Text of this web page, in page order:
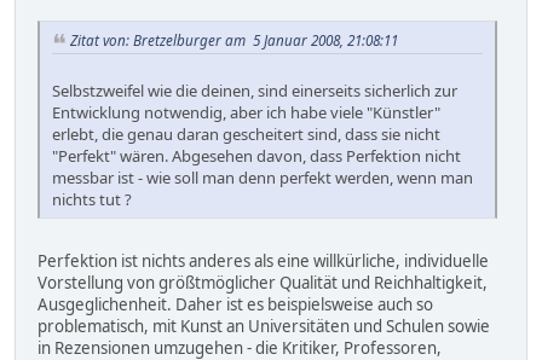
Zitat von: Bretzelburger am 5 Januar 2008, 21:08:11
Selbstzweifel wie die deinen, sind einerseits sicherlich zur
Entwicklung notwendig, aber ich habe viele "Künstler"
erlebt, die genau daran gescheitert sind, dass sie nicht
"Perfekt" wären. Abgesehen davon, dass Perfektion nicht
messbar ist - wie soll man denn perfekt werden, wenn man
nichts tut ?
Perfektion ist nichts anderes als eine willkürliche, individuelle
Vorstellung von größtmöglicher Qualität und Reichhaltigkeit,
Ausgeglichenheit. Daher ist es beispielsweise auch so
problematisch, mit Kunst an Universitäten und Schulen sowie
in Rezensionen umzugehen - die Kritiker, Professoren,